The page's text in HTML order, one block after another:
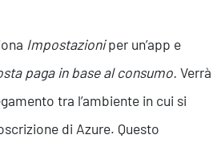
Impostazioniper un’app e
paga in base al consumo. Verrà
tra l’ambiente in cui si
di Azure. Questo